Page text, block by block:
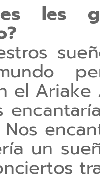
les
el Ariake
Nos
un